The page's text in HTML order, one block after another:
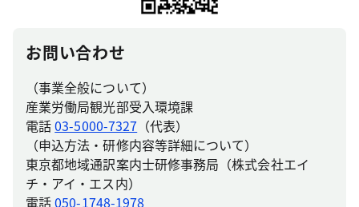
お問い合わせ
（事業全般について）
産業労働局観光部受入環境課
電話03-5000-7327 （代表）
（申込方法・研修内容等詳細について）
東京都地域通訳案内士研修事務局（株式会社エイ
チ・アイ・エス内）
電話050-1748-1978